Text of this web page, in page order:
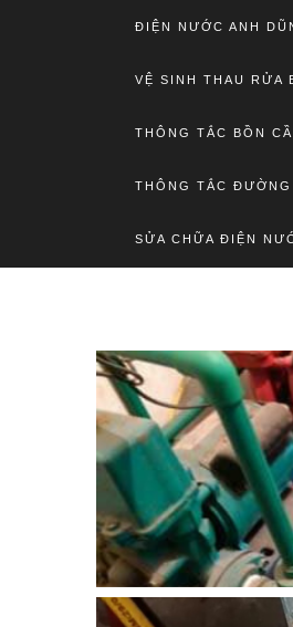
ĐIỆN NƯỚC ANH
VỆ SINH THAU RỬA
THÔNG TẮC BỒN
THÔNG TẮC
SỬA CHỮA ĐIỆN